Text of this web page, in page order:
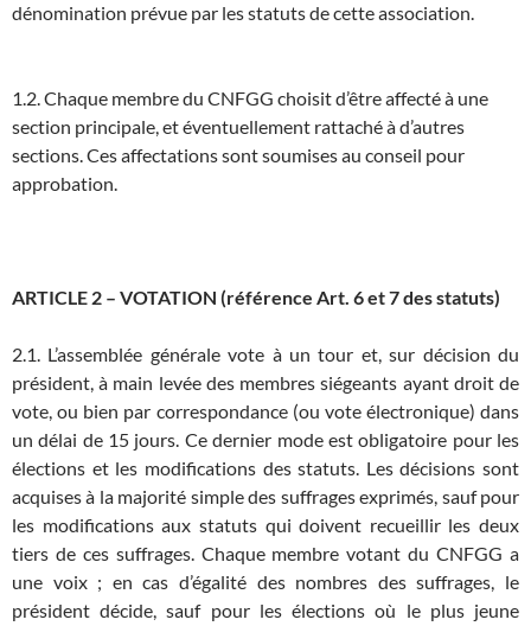
dénomination prévue par les statuts de cette association.
1.2. Chaque membre du CNFGG choisit d’être affecté à une
section principale, et éventuellement rattaché à d’autres
sections. Ces affectations sont soumises au conseil pour
approbation.
ARTICLE 2 – VOTATION (référence Art. 6 et 7 des statuts)
2.1. L’assemblée générale vote à un tour et, sur décision du
président, à main levée des membres siégeants ayant droit de
vote, ou bien par correspondance (ou vote électronique) dans
un délai de 15 jours. Ce dernier mode est obligatoire pour les
élections et les modifications des statuts. Les décisions sont
acquises à la majorité simple des suffrages exprimés, sauf pour
les modifications aux statuts qui doivent recueillir les deux
tiers de ces suffrages. Chaque membre votant du CNFGG a
une voix ; en cas d’égalité des nombres des suffrages, le
président décide, sauf pour les élections où le plus jeune